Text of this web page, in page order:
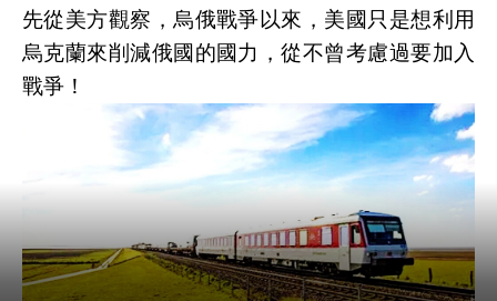
先從美方觀察，烏俄戰爭以來，美國只是想利用
烏克蘭來削減俄國的國力，從不曾考慮過要加入
戰爭 ！